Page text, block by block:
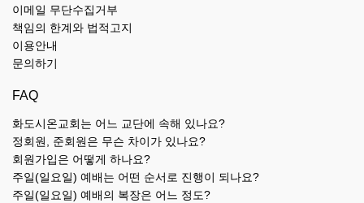
이메일 무단수집거부
책임의 한계와 법적고지
이용안내
문의하기
FAQ
화도시온교회는 어느 교단에 속해 있나요?
정회원, 준회원은 무슨 차이가 있나요?
회원가입은 어떻게 하나요?
주일(일요일) 예배는 어떤 순서로 진행이 되나요?
주일(일요일) 예배의 복장은 어느 정도?